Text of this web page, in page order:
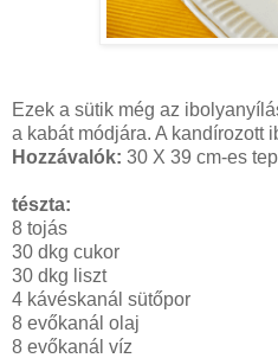
Ezek a sütik még az
a kabát módjára. A kandírozott
Hozzávalók: 30 X 39 cm-es
tészta:
8 tojás
30 dkg cukor
30 dkg liszt
4 kávéskanál sütőpor
8 evőkanál olaj
8 evőkanál víz